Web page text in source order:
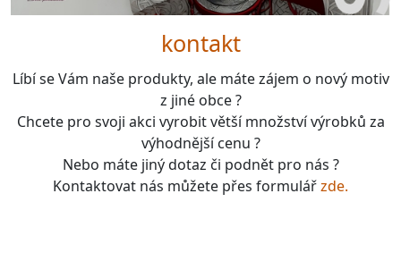
kontakt
Líbí se Vám naše produkty, ale máte zájem o nový motiv
z jiné obce ?
Chcete pro svoji akci vyrobit větší množství výrobků za
výhodnější cenu ?
Nebo máte jiný dotaz či podnět pro nás ?
Kontaktovat nás můžete přes formulářzde.